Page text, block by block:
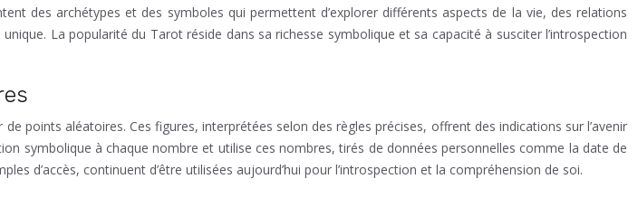
des archétypes et des symboles qui permettent d’explorer différents aspects de la vie, des relations
La popularité du Tarot réside dans sa richesse symbolique et sa capacité à susciter l’introspection
points aléatoires. Ces figures, interprétées selon des règles précises, offrent des indications sur l’avenir
symbolique à chaque nombre et utilise ces nombres, tirés de données personnelles comme la date de
d’accès, continuent d’être utilisées aujourd’hui pour l’introspection et la compréhension de soi.